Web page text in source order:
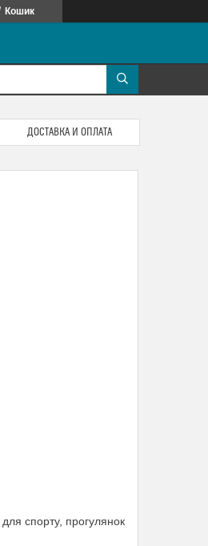
Кошик
ДОСТАВКА И ОПЛАТА
для спорту, прогулянок